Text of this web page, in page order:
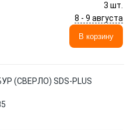
3 шт.
8 - 9 августа
В корзину
(СВЕРЛО) SDS-PLUS